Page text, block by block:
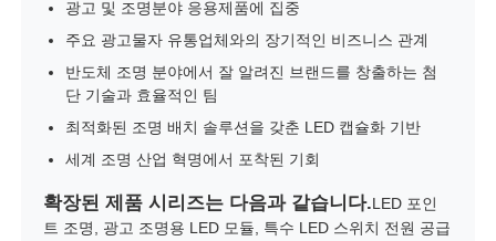
광고 및 조명분야 응용제품에 집중
주요 광고물자 유통업체와의 장기적인 비즈니스 관계
반도체 조명 분야에서 잘 알려진 브랜드를 창출하는 첨
단 기술과 효율적인 팀
최적화된 조명 배치 솔루션을 갖춘 LED 캡슐화 기반
세계 조명 산업 혁명에서 포착된 기회
확장된 제품 시리즈는 다음과 같습니다.LED 포인
트 조명, 광고 조명용 LED 모듈, 특수 LED 스위치 전원 공급